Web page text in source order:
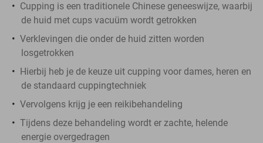
Cupping is een traditionele Chinese geneeswijze, waarbij
de huid met cups vacuüm wordt getrokken
Verklevingen die onder de huid zitten worden
losgetrokken
Hierbij heb je de keuze uit cupping voor dames, heren en
de standaard cuppingtechniek
Vervolgens krijg je een reikibehandeling
Tijdens deze behandeling wordt er zachte, helende
energie overgedragen